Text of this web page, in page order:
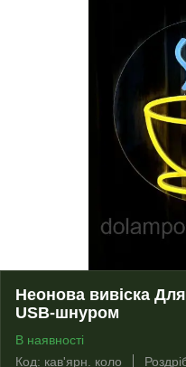
Неонова вивіска
USB-шнуром
В наявності
Код: кав'ярн. коло